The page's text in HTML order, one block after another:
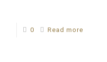
0 Read more